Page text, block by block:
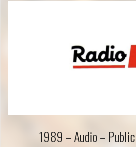
1989 – Audio –